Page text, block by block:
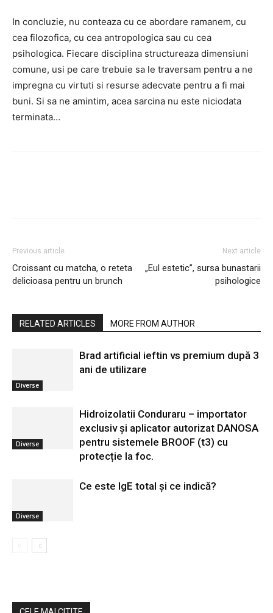
In concluzie, nu conteaza cu ce abordare ramanem, cu
cea filozofica, cu cea antropologica sau cu cea
psihologica. Fiecare disciplina structureaza dimensiuni
comune, usi pe care trebuie sa le traversam pentru a ne
impregna cu virtuti si resurse adecvate pentru a fi mai
buni. Si sa ne amintim, acea sarcina nu este niciodata
terminata…
Previous article
Croissant cu matcha, o reteta
delicioasa pentru un brunch
Next article
„Eul estetic”, sursa bunastarii
psihologice
RELATED ARTICLES MORE FROM AUTHOR
Diverse
Brad artificial ieftin vs premium după 3
ani de utilizare
Diverse
Hidroizolatii Conduraru – importator
exclusiv și aplicator autorizat DANOSA
pentru sistemele BROOF (t3) cu
protecție la foc.
Diverse
Ce este IgE total și ce indică?